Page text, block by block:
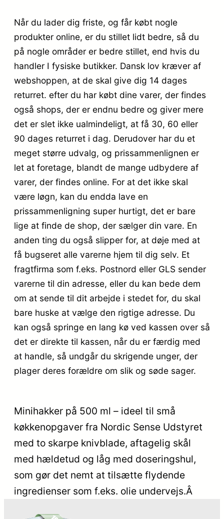
Når du lader dig friste, og får købt nogle
produkter online, er du stillet lidt bedre, så du
på nogle områder er bedre stillet, end hvis du
handler I fysiske butikker. Dansk lov kræver af
webshoppen, at de skal give dig 14 dages
returret. efter du har købt dine varer, der findes
også shops, der er endnu bedre og giver mere
det er slet ikke ualmindeligt, at få 30, 60 eller
90 dages returret i dag. Derudover har du et
meget større udvalg, og prissammenlignen er
let at foretage, blandt de mange udbydere af
varer, der findes online. For at det ikke skal
være løgn, kan du endda lave en
prissammenligning super hurtigt, det er bare
lige at finde de shop, der sælger din vare. En
anden ting du også slipper for, at døje med at
få bugseret alle varerne hjem til dig selv. Et
fragtfirma som f.eks. Postnord eller GLS sender
varerne til din adresse, eller du kan bede dem
om at sende til dit arbejde i stedet for, du skal
bare huske at vælge den rigtige adresse. Du
kan også springe en lang kø ved kassen over så
det er direkte til kassen, når du er færdig med
at handle, så undgår du skrigende unger, der
plager deres forældre om slik og søde sager.
Minihakker på 500 ml – ideel til små
køkkenopgaver fra Nordic Sense Udstyret
med to skarpe knivblade, aftagelig skål
med hældetud og låg med doseringshul,
som gør det nemt at tilsætte flydende
ingredienser som f.eks. olie undervejs.Â